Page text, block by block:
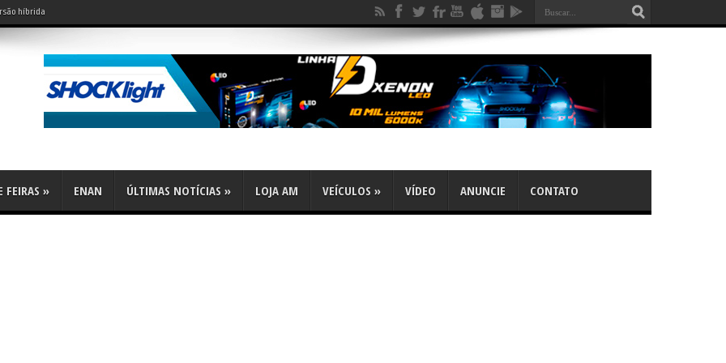
híbrida
leve?
FEIRAS » ENAN ÚLTIMAS NOTÍCIAS » LOJA AM VEÍCULOS » VÍDEO ANUNCIE CONTATO